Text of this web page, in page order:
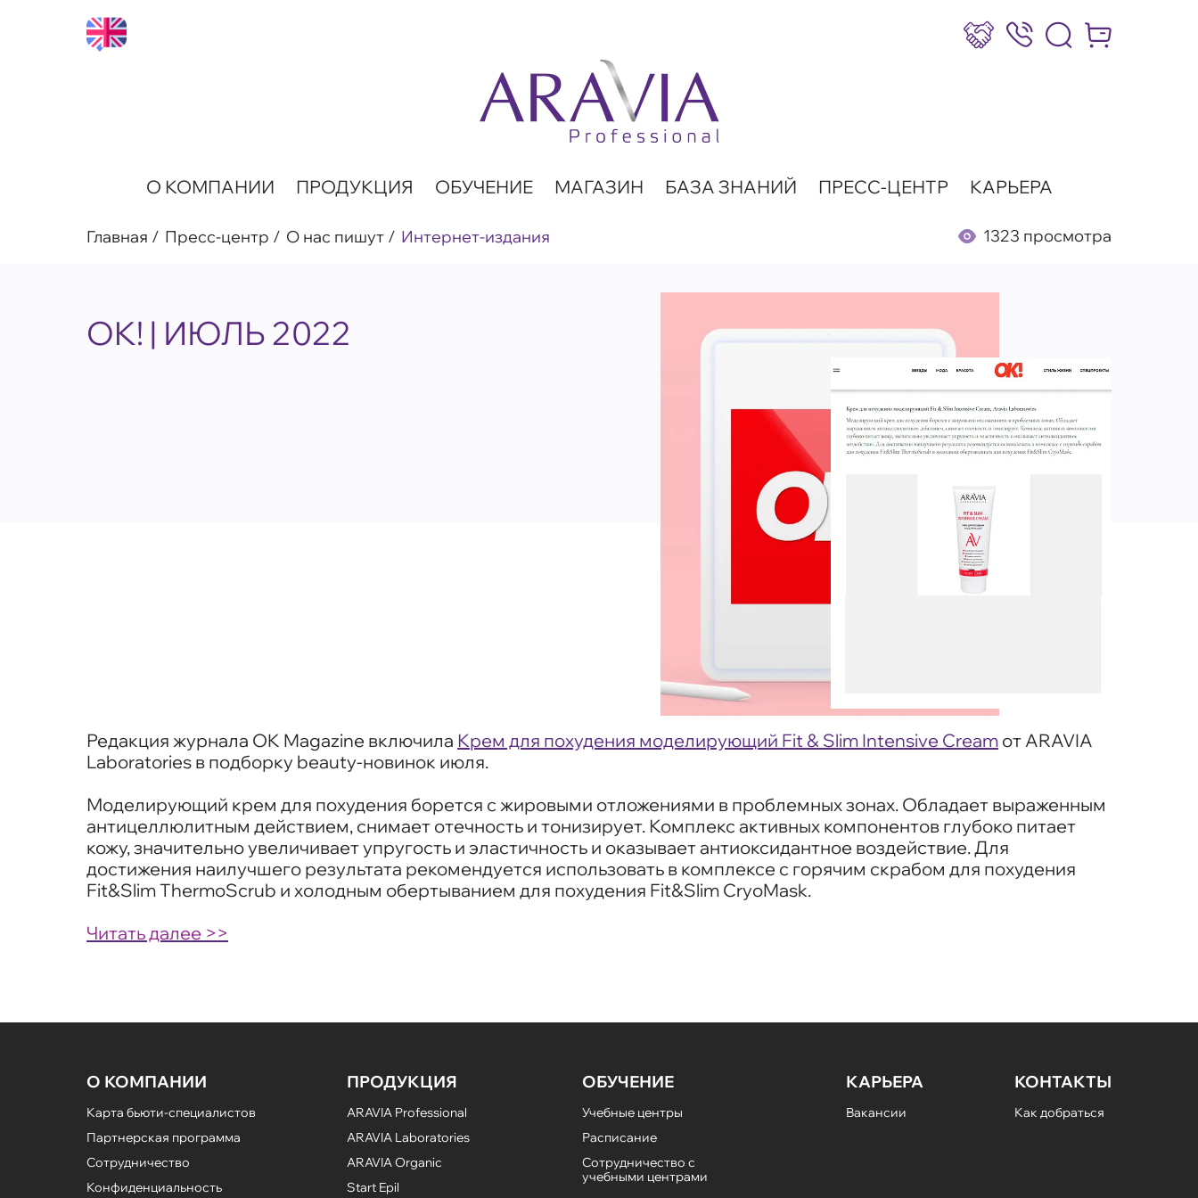
Сотрудничество
8 (800) 777-17-39
Интернет-
О КОМПАНИИ ПРОДУКЦИЯ ОБУЧЕНИЕ МАГАЗИН БАЗА ЗНАНИЙ ПРЕСС-ЦЕНТР КАРЬЕРА
Главная Пресс-центр О нас пишут Интернет-издания 1323 просмотра
OK! | ИЮЛЬ 2022
Редакция журнала OK Magazine включила Крем для похудения моделирующий Fit & Slim Intensive Cream от ARAVIA
Laboratories в подборку beauty-новинок июля.
Моделирующий крем для похудения борется с жировыми отложениями в проблемных зонах. Обладает выраженным
антицеллюлитным действием, снимает отечность и тонизирует. Комплекс активных компонентов глубоко питает
кожу, значительно увеличивает упругость и эластичность и оказывает антиоксидантное воздействие. Для
достижения наилучшего результата рекомендуется использовать в комплексе с горячим скрабом для похудения
Fit&Slim ThermoScrub и холодным обертыванием для похудения Fit&Slim CryoMask.
Читать далее >>
О КОМПАНИИ
Карта бьюти-специалистов
Партнерская программа
Сотрудничество
Конфиденциальность
ПРОДУКЦИЯ
ARAVIA Professional
ARAVIA Laboratories
ARAVIA Organic
Start Epil
ОБУЧЕНИЕ
Учебные центры
Расписание
Сотрудничество с
учебными центрами
КАРЬЕРА
Вакансии
КОНТАКТЫ
Как добраться